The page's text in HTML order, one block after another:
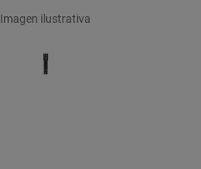
Imagen ilustrativa